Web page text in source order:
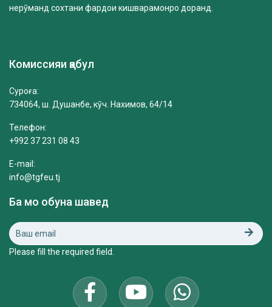
нерӯманд сохтани фардои кишварамонро доранд.
Комиссияи қабул
Суроға:
734064, ш. Душанбе, кӯч. Нахимов, 64/14
Телефон:
+992 37 231 08 43
E-mail:
info@tgfeu.tj
Ба мо обуна шавед
Please fill the required field.